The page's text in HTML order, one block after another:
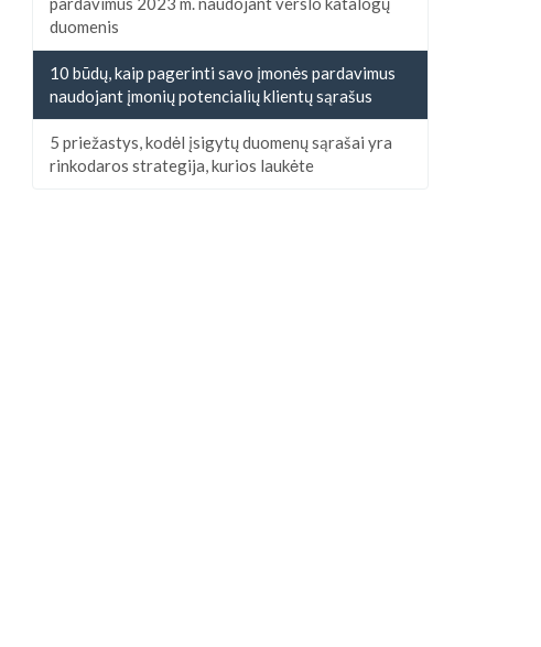
duomenis
10 būdų, kaip pagerinti savo įmonės pardavimus
naudojant įmonių potencialių klientų sąrašus
5 priežastys, kodėl įsigytų duomenų sąrašai yra
rinkodaros strategija, kurios laukėte